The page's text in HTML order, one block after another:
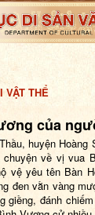
VẬT THỂ
của
huyện
về vị vua
vệ yêu tên Bàn
đen vằn vàng
giềng, đánh